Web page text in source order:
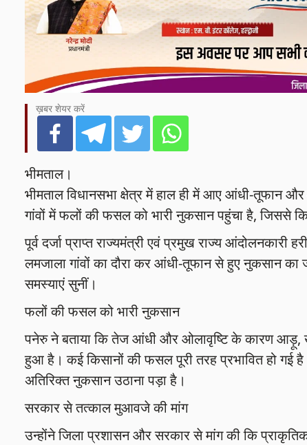
ख़बर शेयर करें
भीमताल।
भीमताल विधानसभा क्षेत्र में हाल ही में आए आंधी-तूफान
गांवों में फलों की फसल को भारी नुकसान पहुंचा है, जिससे
पूर्व दर्जा प्राप्त राज्यमंत्री एवं प्रमुख राज्य आंदोलनकारी
लमजाला गांवों का दौरा कर आंधी-तूफान से हुए नुकसान का
समस्याएं सुनीं।
फलों की फसल को भारी नुकसान
पनेरु ने बताया कि तेज आंधी और ओलावृष्टि के कारण आड़ू,
हुआ है। कई किसानों की फसल पूरी तरह प्रभावित हो गई
अतिरिक्त नुकसान उठाना पड़ा है।
सरकार से तत्काल मुआवजे की मांग
उन्होंने जिला प्रशासन और सरकार से मांग की कि